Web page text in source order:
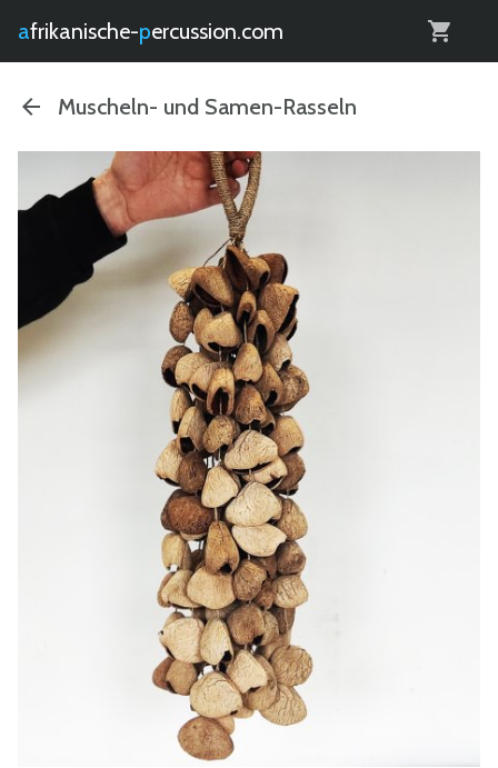
afrikanische- percussion.com
Muscheln- und Samen-Rasseln